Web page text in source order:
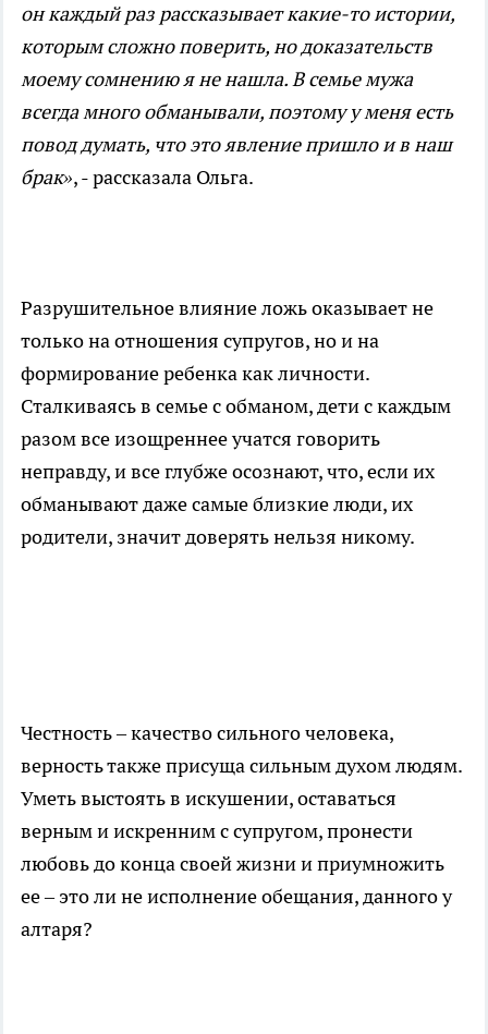
он каждый раз рассказывает какие-то истории,
которым сложно поверить, но доказательств
моему сомнению я не нашла. В семье мужа
всегда много обманывали, поэтому у меня есть
повод думать, что это явление пришло и в наш
брак», - рассказала Ольга.
Разрушительное влияние ложь оказывает не
только на отношения супругов, но и на
формирование ребенка как личности.
Сталкиваясь в семье с обманом, дети с каждым
разом все изощреннее учатся говорить
неправду, и все глубже осознают, что, если их
обманывают даже самые близкие люди, их
родители, значит доверять нельзя никому.
Честность – качество сильного человека,
верность также присуща сильным духом людям.
Уметь выстоять в искушении, оставаться
верным и искренним с супругом, пронести
любовь до конца своей жизни и приумножить
ее – это ли не исполнение обещания, данного у
алтаря?